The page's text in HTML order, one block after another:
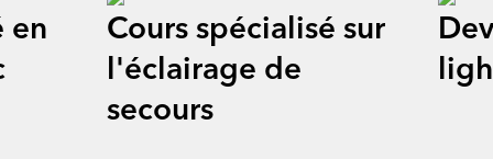
en
Cours spécialisé sur
l'éclairage de
secours
à